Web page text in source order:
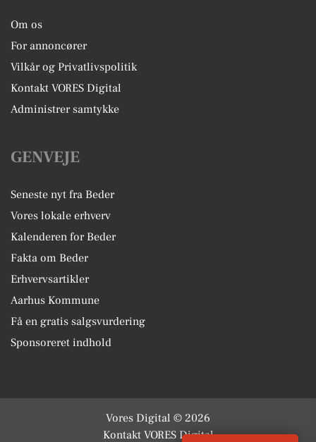
Om os
For annoncører
Vilkår og Privatlivspolitik
Kontakt VORES Digital
Administrer samtykke
GENVEJE
Seneste nyt fra Beder
Vores lokale erhverv
Kalenderen for Beder
Fakta om Beder
Erhvervsartikler
Aarhus Kommune
Få en gratis salgsvurdering
Sponsoreret indhold
Vores Digital © 2026
Kontakt VORES Digital